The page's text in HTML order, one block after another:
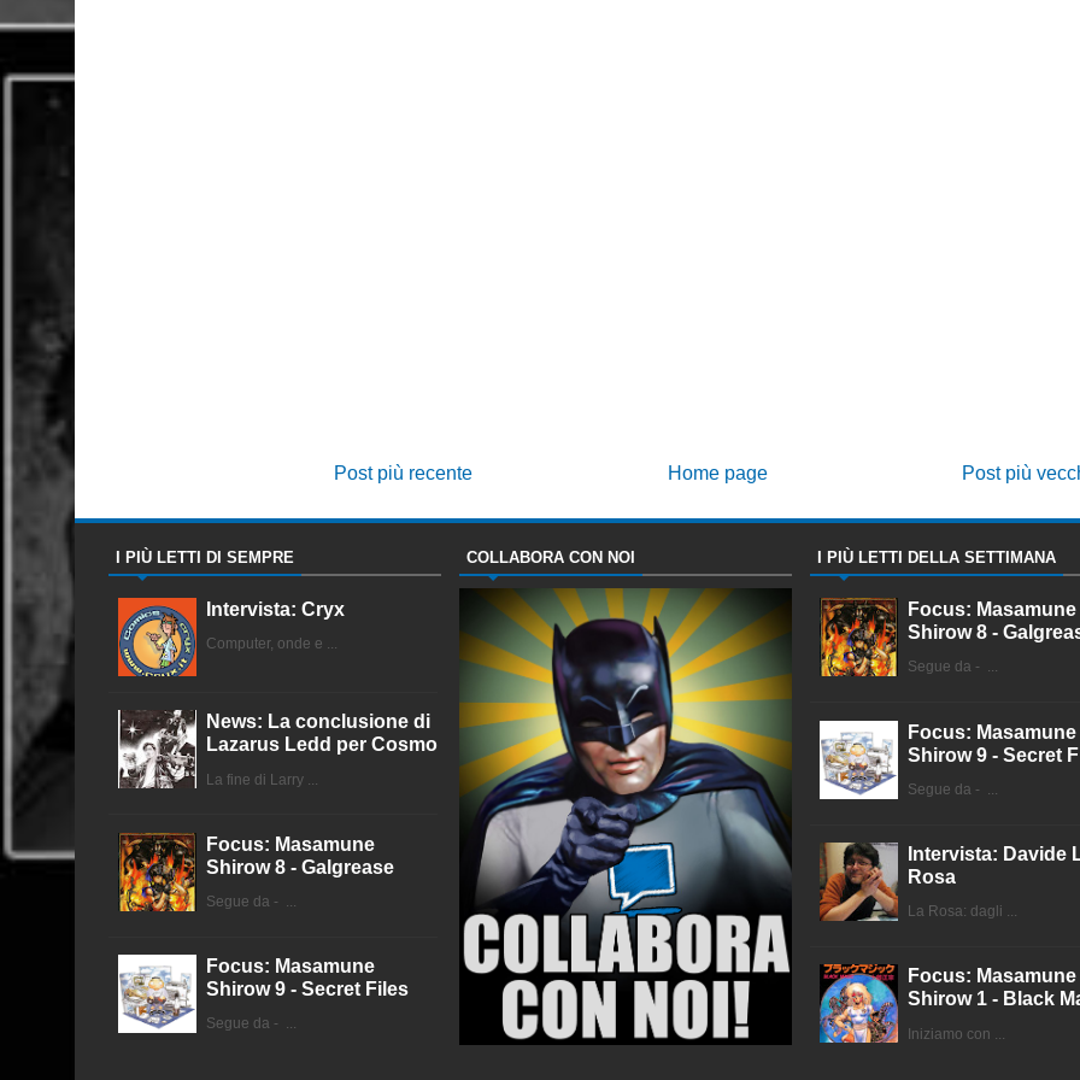
Post più recente Post più
Home page
I PIÙ LETTI DI SEMPRE
Intervista: Cryx
Computer, onde e ...
News: La conclusione di
Lazarus Ledd per Cosmo
La fine di Larry ...
Focus: Masamune
Shirow 8 - Galgrease
Segue da - ...
Focus: Masamune
Shirow 9 - Secret Files
Segue da - ...
COLLABORA CON NOI I PIÙ LETTI DELLA SETTIMANA
Focus: Masamune
Shirow 8 -
Segue da - ...
Focus: Masamune
Shirow 9 - Secret
Segue da - ...
Intervista: Davide
Rosa
La Rosa: dagli ...
Focus: Masamune
Shirow 1 - Black
Iniziamo con ...